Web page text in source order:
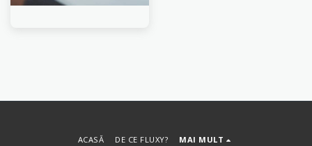
ACASĂ DE CE FLUXY? MAI MULT